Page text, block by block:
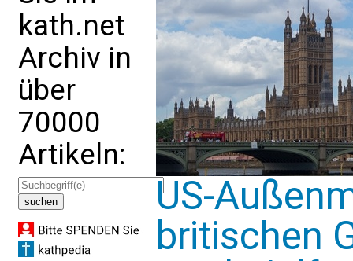
kath.net
Archiv in
über
70000
Artikeln:
US-
britischen